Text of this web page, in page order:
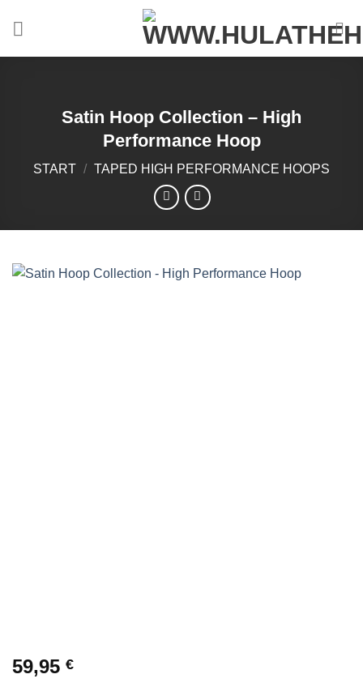
Satin Hoop Collection – High
Performance Hoop
START / TAPED HIGH PERFORMANCE HOOPS
59,95 €